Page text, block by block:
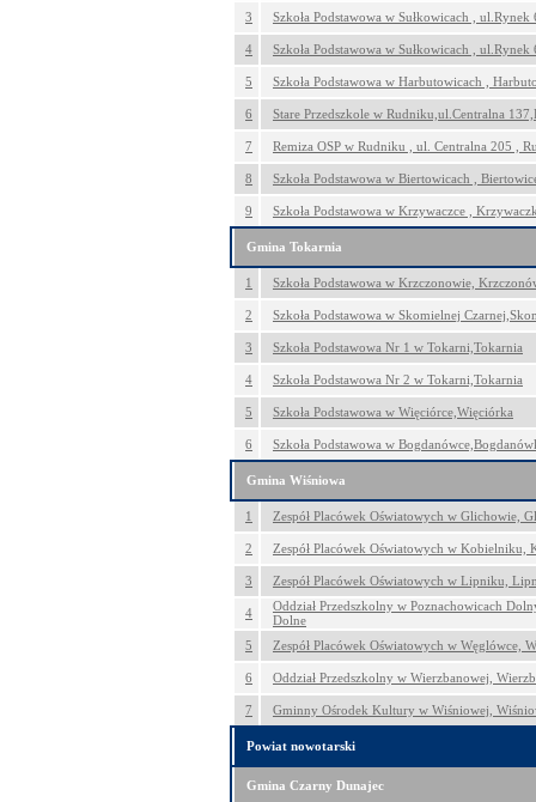
3
Szkoła Podstawowa w Sułkowicach , ul.Rynek
4 Szkoła Podstawowa w Sułkowicach , ul.Rynek
5 Szkoła Podstawowa w Harbutowicach ,
6 Stare Przedszkole w Rudniku,ul.Centralna
7 Remiza OSP w Rudniku , ul. Centralna 205 ,
8 Szkoła Podstawowa w Biertowicach ,
9 Szkoła Podstawowa w Krzywaczce ,
Gmina Tokarnia
1 Szkoła Podstawowa w Krzczonowie,
2 Szkoła Podstawowa w Skomielnej
3 Szkoła Podstawowa Nr 1 w Tokarni,Tokarnia
4 Szkoła Podstawowa Nr 2 w Tokarni,Tokarnia
5 Szkoła Podstawowa w Więciórce,Więciórka
6 Szkoła Podstawowa w
Gmina Wiśniowa
1 Zespół Placówek Oświatowych w Glichowie,
2 Zespół Placówek Oświatowych w Kobielniku,
3 Zespół Placówek Oświatowych w Lipniku,
4
Oddział Przedszkolny w Poznachowicach
Dolne
5
Zespół Placówek Oświatowych w Węglówce,
6 Oddział Przedszkolny w Wierzbanowej,
7 Gminny Ośrodek Kultury w Wiśniowej,
Powiat nowotarski
Gmina Czarny Dunajec